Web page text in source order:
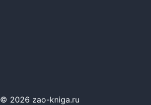
© 2026 zao-kniga.ru